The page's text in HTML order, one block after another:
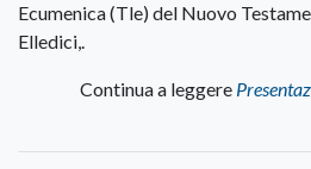
Ecumenica (Tle) del Nuovo
Elledici,.
Continua a leggere